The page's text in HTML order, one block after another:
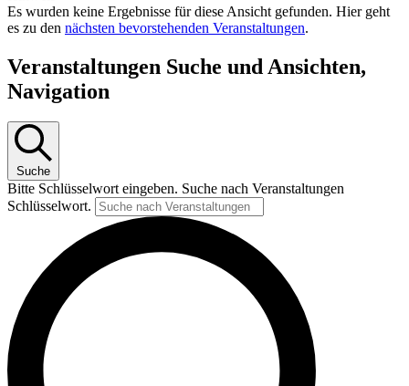
Es wurden keine Ergebnisse für diese Ansicht gefunden. Hier geht
es zu den nächsten bevorstehenden Veranstaltungen.
Veranstaltungen Suche und Ansichten,
Navigation
Suche
Bitte Schlüsselwort eingeben. Suche nach Veranstaltungen
Schlüsselwort.